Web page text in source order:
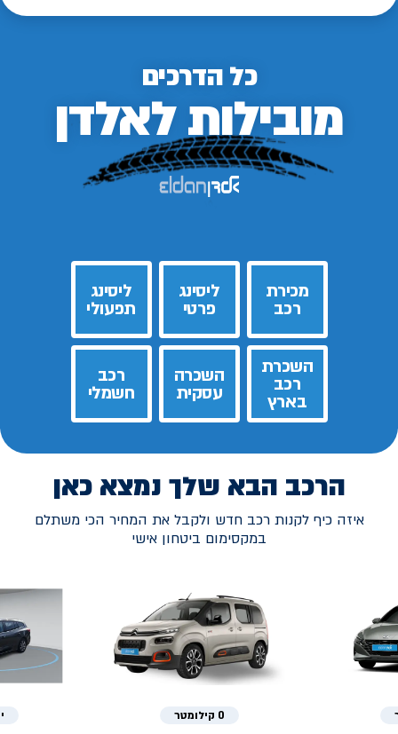
כל הדרכים
מובילות לאלדן
מכירת
רכב
ליסינג
פרטי
ליסינג
תפעולי
השכרת
רכב
בארץ
השכרה
עסקית
רכב
חשמלי
הרכב הבא שלך נמצא כאן
איזה כיף לקנות רכב חדש ולקבל את המחיר הכי משתלם
במקסימום ביטחון אישי
0 קילומטר